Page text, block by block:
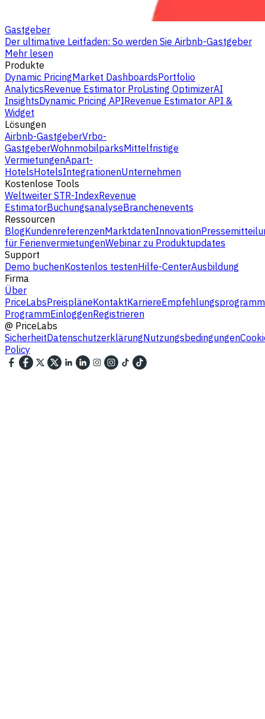
Gastgeber
Der ultimative Leitfaden: So werden Sie Airbnb-Gastgeber
Mehr lesen
Produkte
Dynamic PricingMarket DashboardsPortfolio
AnalyticsRevenue Estimator ProListing OptimizerAI
InsightsDynamic Pricing APIRevenue Estimator API &
Widget
Lösungen
Airbnb-GastgeberVrbo-
GastgeberWohnmobilparksMittelfristige
VermietungenApart-
HotelsHotelsIntegrationenUnternehmen
Kostenlose Tools
Weltweiter STR-IndexRevenue
EstimatorBuchungsanalyseBranchenevents
Ressourcen
BlogKundenreferenzenMarktdatenInnovation
für FerienvermietungenWebinar zu Produktupdates
Support
Demo buchenKostenlos testenHilfe-CenterAusbildung
Firma
Über
PriceLabsPreispläneKontaktKarriereEmpfehlungsprogramm
ProgrammEinloggenRegistrieren
@ PriceLabs
SicherheitDatenschutzerklärungNutzungsbedingungen
Policy